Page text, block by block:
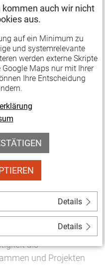
sowie die
die energetische
wichtige Hebel, um
flächendeckend zu
Eigendynamik
statistischen Berichts
in der
bilden den
und
Rolle
darüber, in
Zentren und
immer mehr
als
und Projekten
auch wir nicht
aus.
auf ein Minimum zu
und systemrelevante
werden externe Skripte
Maps nur mit Ihrer
Ihre Entscheidung
Details
Details